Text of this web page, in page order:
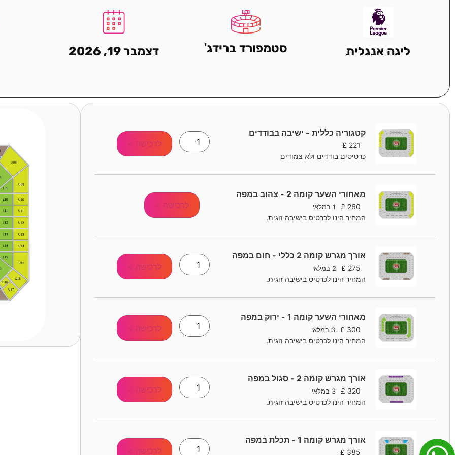
ליגה אנגלית סטמפורד ברידג' דצמבר 19, 2026
קטגוריה כללית - ישיבה בבודדים
221
£
כרטיסים בודדים ולא צמודים
לרכישה >
מאחורי השער קומה 2 - צהוב במפה
260
£ 1 במלאי
המחיר הינו לכרטיס בישיבה זוגית.
לרכישה >
אורך מגרש קומה 2 כללי - חום במפה
275
£ 2 במלאי
המחיר הינו לכרטיס בישיבה זוגית.
לרכישה >
מאחורי השער קומה 1 - ירוק במפה
300
£ 3 במלאי
המחיר הינו לכרטיס בישיבה זוגית.
לרכישה >
אורך מגרש קומה 2 - סגול במפה
320
£ 3 במלאי
המחיר הינו לכרטיס בישיבה זוגית.
לרכישה >
אורך מגרש קומה 1 - תכלת במפה
385
£
לרכישה >